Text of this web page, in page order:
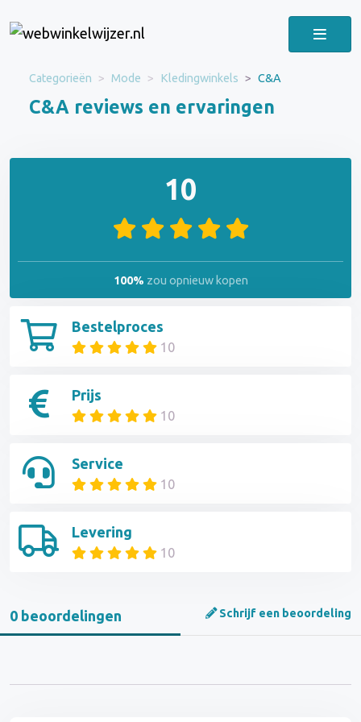
Categorieën Mode Kledingwinkels C&A
C&A reviews en ervaringen
Bestelproces
10
Prijs
10
Service
10
Levering
10
10
100% zou opnieuw kopen
0 beoordelingen Schrijf een beoordeling